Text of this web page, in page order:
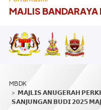
MAJLIS BANDARAYA
𝗠𝗔𝗝𝗟𝗜𝗦 𝗔𝗡𝗨𝗚𝗘𝗥𝗔𝗛
𝗦𝗔𝗡𝗝𝗨𝗡𝗚𝗔𝗡 𝗕𝗨𝗗𝗜 𝟮𝟬𝟮𝟱